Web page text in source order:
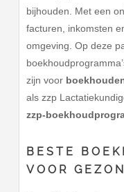
bijhouden. Met een
facturen, inkomsten
omgeving. Op deze
zijn voor
als zzp
zzp-
BESTE
VOOR